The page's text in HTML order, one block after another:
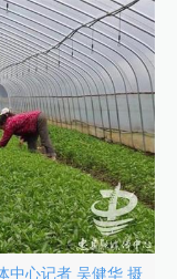
中心记者 吴健华 摄